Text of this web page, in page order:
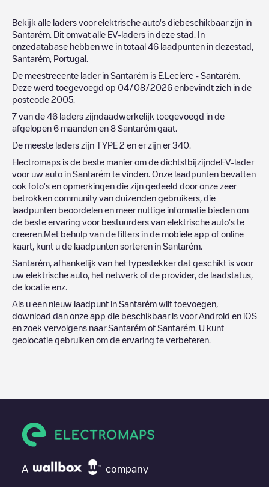
Bekijk alle laders voor elektrische auto's diebeschikbaar zijn in
Santarém . Dit omvat alle EV-laders in deze stad. In
onzedatabase hebben we in totaal 46 laadpunten in dezestad,
Santarém Portugal
De meestrecente lader in Santarém is E.Leclerc - Santarém
Deze werd toegevoegd op 04/08/2026 enbevindt zich in de
postcode 2005
7 van de 46 laders zijndaadwerkelijk toegevoegd in de
afgelopen 6 maanden en 8 Santarém gaat.
De meeste laders zijn TYPE 2 en er zijn er340
Electromaps is de beste manier om de dichtstbijzijndeEV-lader
voor uw auto in Santarém te vinden. Onze laadpunten bevatten
ook foto's en opmerkingen die zijn gedeeld door onze zeer
betrokken community van duizenden gebruikers, die
laadpunten beoordelen en meer nuttige informatie bieden om
de beste ervaring voor bestuurders van elektrische auto's te
creëren.Met behulp van de filters in de mobiele app of online
kaart, kunt u de laadpunten sorteren in Santarém
Santarém , afhankelijk van het typestekker dat geschikt is voor
uw elektrische auto, het netwerk of de provider, de laadstatus,
de locatie enz.
Als u een nieuw laadpunt in Santarém wilt toevoegen,
download dan onze app die beschikbaar is voor Android en iOS
en zoek vervolgens naar Santarém of Santarém . U kunt
geolocatie gebruiken om de ervaring te verbeteren.
A company